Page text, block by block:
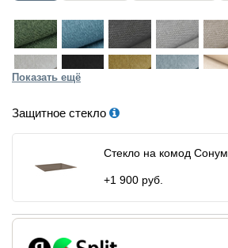
Показать ещё
Защитное стекло
Стекло на комод Сонум
+1 900 руб.